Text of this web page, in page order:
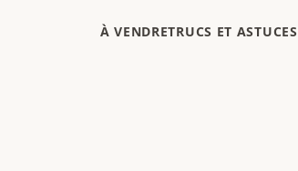
À VENDRETRUCS ET ASTUCES